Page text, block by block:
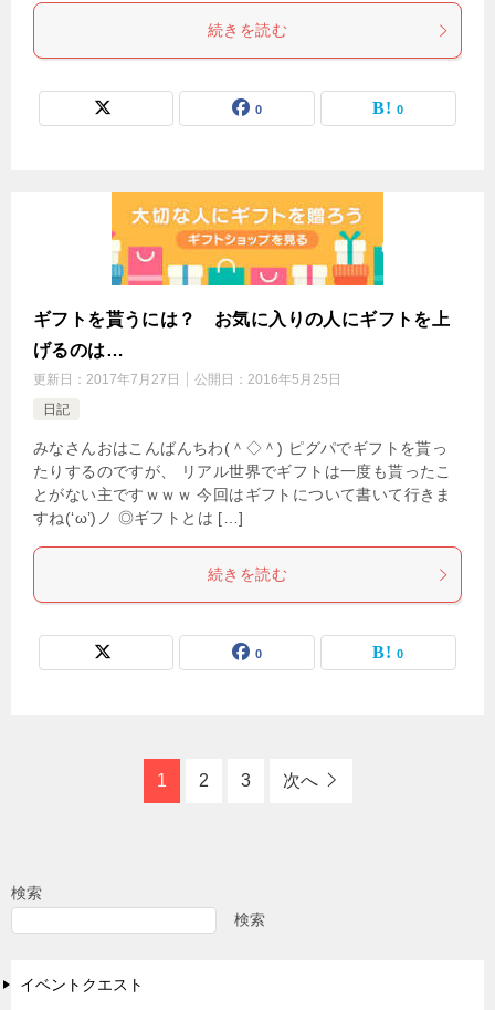
続きを読む
0 0
ギフトを貰うには？ お気に入りの人にギフトを上
げるのは…
更新日： 2017年7月27日 公開日： 2016年5月25日
日記
みなさんおはこんばんちわ(＾◇＾) ピグパでギフトを貰っ
たりするのですが、 リアル世界でギフトは一度も貰ったこ
とがない主ですｗｗｗ 今回はギフトについて書いて行きま
すね(‘ω’)ノ ◎ギフトとは […]
続きを読む
0 0
1 2 3 次へ
検索
検索
イベントクエスト